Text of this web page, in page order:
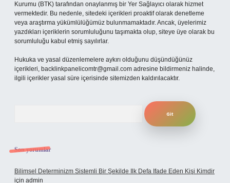
Kurumu (BTK) tarafından onaylanmış bir Yer Sağlayıcı olarak hizmet
vermektedir. Bu nedenle, sitedeki içerikleri proaktif olarak denetleme
veya araştırma yükümlülüğümüz bulunmamaktadır. Ancak, üyelerimiz
yazdıkları içeriklerin sorumluluğunu taşımakta olup, siteye üye olarak bu
sorumluluğu kabul etmiş sayılırlar.
Hukuka ve yasal düzenlemelere aykırı olduğunu düşündüğünüz
içerikleri, backlinkpanelicomtr@gmail.com adresine bildirmeniz halinde,
ilgili içerikler yasal süre içerisinde sitemizden kaldırılacaktır.
Son yorumlar
Bilimsel Determinizm Sistemli Bir Şekilde Ilk Defa Ifade Eden Kişi Kimdir
için admin